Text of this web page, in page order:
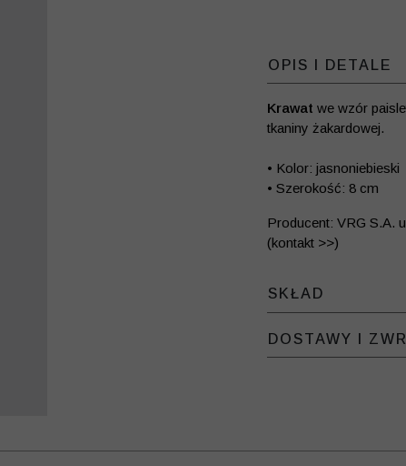
OPIS I DETALE
Krawat we wzór
tkaniny żakardowej.
• Kolor: jasnoniebieski
• Szerokość: 8 cm
Producent: VRG S.A.
(kontakt >>)
SKŁAD
DOSTAWY I